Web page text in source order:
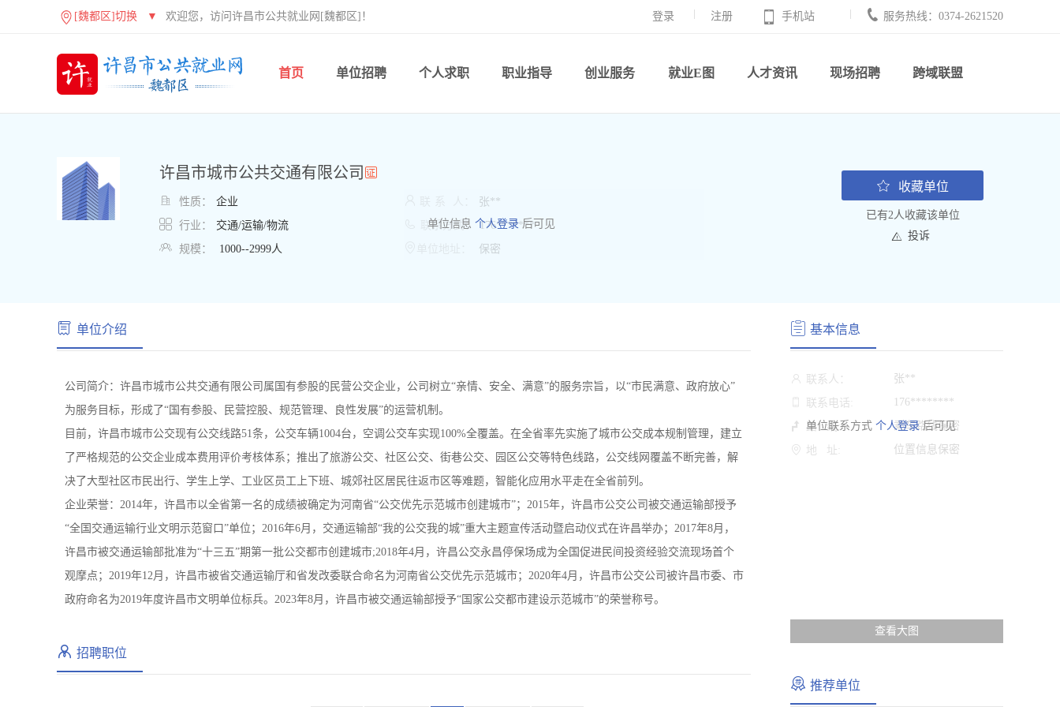
[魏都区]切换 ▼ 欢迎您，访问许昌市公共就业网[魏都区]！ 登录 注册 手机站 服务热线：0374-2621520
首页 单位招聘 个人求职 职业指导 创业服务 就业E图 人才资讯 现场招聘 跨域联盟
许昌市城市公共交通有限公司
 性质： 企业
 行业： 交通/运输/物流
 规模： 1000--2999人
单位信息 个人登录后可见
张**
联系方式： 176*******
保密
收藏单位
已有2人收藏该单位
投诉
单位介绍
公司简介：许昌市城市公共交通有限公司属国有参股的民营公交企业，公司树立“亲情、安全、满意”的服务宗旨，以“市民满意、政府放心”
为服务目标，形成了“国有参股、民营控股、规范管理、良性发展”的运营机制。
目前，许昌市城市公交现有公交线路51条，公交车辆1004台，空调公交车实现100%全覆盖。在全省率先实施了城市公交成本规制管理，建立
了严格规范的公交企业成本费用评价考核体系；推出了旅游公交、社区公交、街巷公交、园区公交等特色线路，公交线网覆盖不断完善，解
决了大型社区市民出行、学生上学、工业区员工上下班、城郊社区居民往返市区等难题，智能化应用水平走在全省前列。
企业荣誉：2014年，许昌市以全省第一名的成绩被确定为河南省“公交优先示范城市创建城市”；2015年，许昌市公交公司被交通运输部授予
“全国交通运输行业文明示范窗口”单位；2016年6月，交通运输部“我的公交我的城”重大主题宣传活动暨启动仪式在许昌举办；2017年8月，
许昌市被交通运输部批准为“十三五”期第一批公交都市创建城市;2018年4月，许昌公交永昌停保场成为全国促进民间投资经验交流现场首个
观摩点；2019年12月，许昌市被省交通运输厅和省发改委联合命名为河南省公交优先示范城市；2020年4月，许昌市公交公司被许昌市委、市
政府命名为2019年度许昌市文明单位标兵。2023年8月，许昌市被交通运输部授予“国家公交都市建设示范城市”的荣誉称号。
招聘职位
基本信息
单位联系方式 个人登录后可见
联系人： 张**
联系电话: 176********
路 线: 乘车路线保密
地 址: 位置信息保密
查看大图
推荐单位